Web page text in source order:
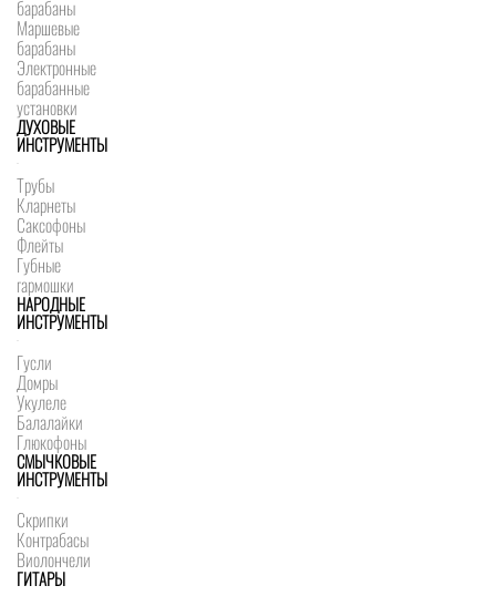
барабаны
Маршевые
барабаны
Электронные
барабанные
установки
ДУХОВЫЕ
ИНСТРУМЕНТЫ
Трубы
Кларнеты
Саксофоны
Флейты
Губные
гармошки
НАРОДНЫЕ
ИНСТРУМЕНТЫ
Гусли
Домры
Укулеле
Балалайки
Глюкофоны
СМЫЧКОВЫЕ
ИНСТРУМЕНТЫ
Скрипки
Контрабасы
Виолончели
ГИТАРЫ